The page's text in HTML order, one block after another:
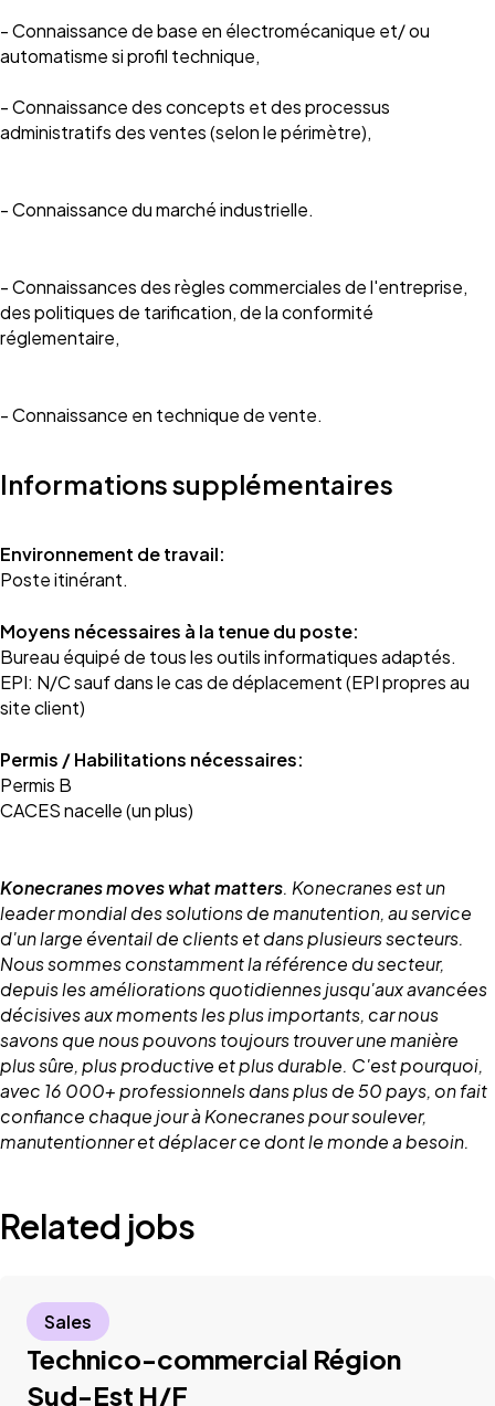
- Connaissance de base en électromécanique et/ ou
automatisme si profil technique,
- Connaissance des concepts et des processus
administratifs des ventes (selon le périmètre),
- Connaissance du marché industrielle.
- Connaissances des règles commerciales de l'entreprise,
des politiques de tarification, de la conformité
réglementaire,
- Connaissance en technique de vente.
Informations supplémentaires
Environnement de travail:
Poste itinérant.
Moyens nécessaires à la tenue du poste:
Bureau équipé de tous les outils informatiques adaptés.
EPI: N/C sauf dans le cas de déplacement (EPI propres au
site client)
Permis / Habilitations nécessaires:
Permis B
CACES nacelle (un plus)
Konecranes moves what matters. Konecranes est un
leader mondial des solutions de manutention, au service
d'un large éventail de clients et dans plusieurs secteurs.
Nous sommes constamment la référence du secteur,
depuis les améliorations quotidiennes jusqu'aux avancées
décisives aux moments les plus importants, car nous
savons que nous pouvons toujours trouver une manière
plus sûre, plus productive et plus durable. C'est pourquoi,
avec 16 000+ professionnels dans plus de 50 pays, on fait
confiance chaque jour à Konecranes pour soulever,
manutentionner et déplacer ce dont le monde a besoin.
Related jobs
Technico-commercial Région
Sud-Est H/F
Sales